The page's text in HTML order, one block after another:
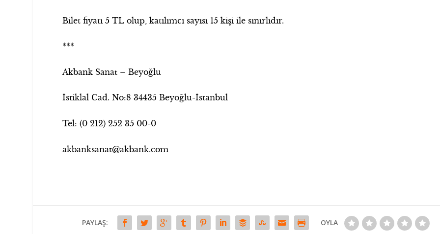
Bilet fiyatı 5 TL olup, katılımcı sayısı 15 kişi ile sınırlıdır.
***
Akbank Sanat – Beyoğlu
İstiklal Cad. No:8 34435 Beyoğlu-İstanbul
Tel: (0 212) 252 35 00-0
akbanksanat@akbank.com
PAYLAŞ: OYLA